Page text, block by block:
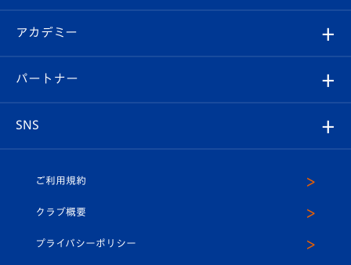
イベント
メディア
ホームタウン
スタッフプロフィール
マスコット紹介
Revive Team
ヴィヴィくんの長崎おもてなしガイド
フォトギャラリー
スタジアムグルメ
V-LOVERS（ファンクラブ）
プレイヤーズスイート
オンラインショップ
店舗情報
アカデミー
育成からのお知らせ
U-18
パートナー
SNS
ヴィヴィくんインスタグラム
公式LINE＠
ご利用規約
クラブ概要
プライバシーポリシー